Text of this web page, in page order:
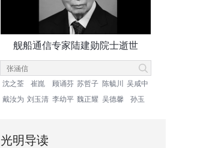
舰船通信专家陆建勋院士逝世
沈之荃 崔崑 顾诵芬 苏哲子 陈毓川
吴咸中
戴汝为 刘玉清 李幼平 魏正耀 吴德馨 孙玉
光明导读